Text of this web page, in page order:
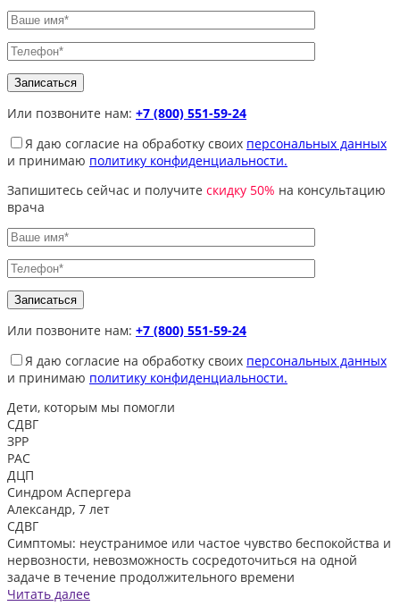
Или позвоните нам: +7 (800) 551-59-24
Я даю согласие на обработку своих персональных данных
и принимаю политику конфиденциальности.
Запишитесь сейчас и получите скидку 50% на консультацию
врача
Или позвоните нам: +7 (800) 551-59-24
Я даю согласие на обработку своих персональных данных
и принимаю политику конфиденциальности.
Дети, которым мы помогли
СДВГ
ЗРР
РАС
ДЦП
Синдром Аспергера
Александр, 7 лет
СДВГ
Симптомы: неустранимое или частое чувство беспокойства и
нервозности, невозможность сосредоточиться на одной
задаче в течение продолжительного времени
Читать далее